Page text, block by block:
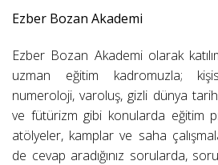
Ezber Bozan Akademi
Ezber Bozan Akademi olarak
uzman eğitim kadromuzla;
numeroloji, varoluş, gizli dünya
ve fütürizm gibi konularda eğitim
atölyeler, kamplar ve saha
de cevap aradığınız sorularda,